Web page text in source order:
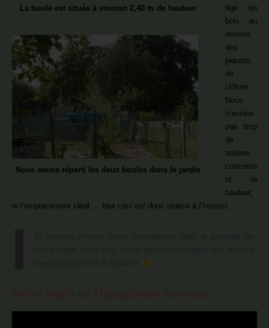
La boule est située à environ 2,40 m de hauteur
Nous avons réparti les deux boules dans le jardin
tige en
bois, au
dessus
des
piquets
de
clôture.
Nous
n’avions
pas trop
de
notions
concerna
nt la
hauteur,
ni l’emplacement idéal…. tout ceci est donc réalisé à l’instinct….